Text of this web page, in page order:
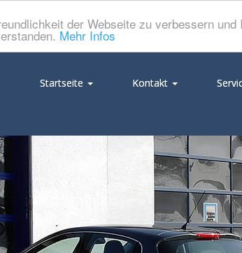
der Webseite zu verbessern
Mehr Infos
Startseite Kontakt